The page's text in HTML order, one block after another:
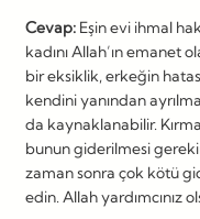
Cevap: Eşin evi ihmal
kadını Allah’ın
bir eksiklik, erkeğin
kendini yanından
da kaynaklanabilir.
bunun giderilmesi
zaman sonra çok kötü
edin. Allah yardımcınız